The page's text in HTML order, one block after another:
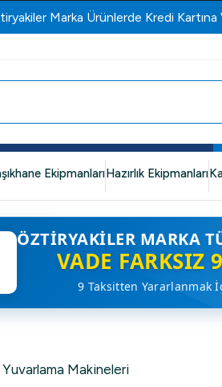
Marka Ürünlerde Kredi Kartına
EkipmanlarıHazırlık Ekipmanları
ÖZTIRYAKILER MARKA
VADE FARKSIZ
9 Taksitten Yararlanmak
Makineleri